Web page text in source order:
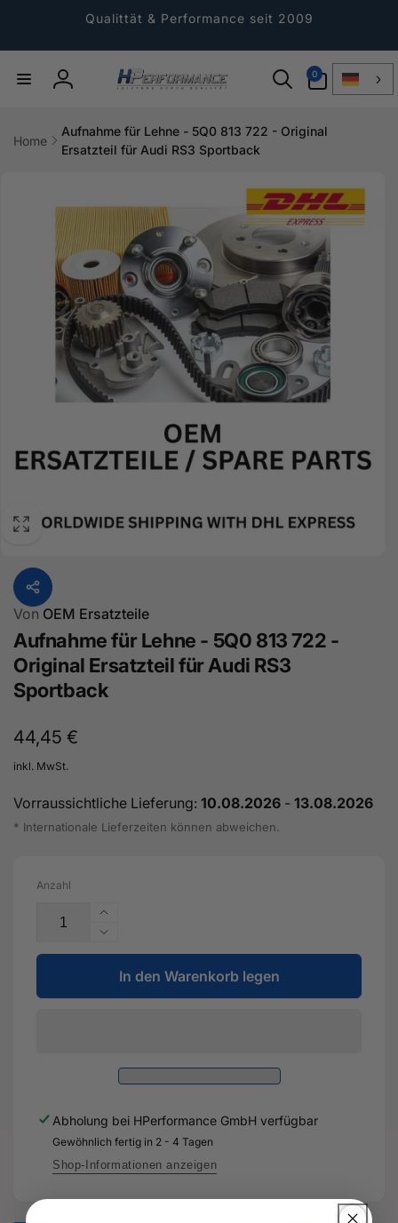
Qualittät & Performance seit 2009
Einloggen
0
Artikel
Home
Aufnahme für Lehne - 5Q0 813 722 - Original
Ersatzteil für Audi RS3 Sportback
Von OEM Ersatzteile
Aufnahme für Lehne - 5Q0 813 722 -
Original Ersatzteil für Audi RS3
Sportback
Normaler
Preis
44,45 €
inkl. MwSt.
Vorraussichtliche Lieferung: 10.08.2026 - 13.08.2026
* Internationale Lieferzeiten können abweichen.
Anzahl
Erhöhe
die
Menge
für
Aufnahme
5Q0
813
-
Original
Ersatzteil
Audi
Verringere
die
Menge
für
5Q0
722
-
Original
für
In den Warenkorb legen
Abholung bei HPerformance GmbH verfügbar
Gewöhnlich fertig in 2 - 4 Tagen
Shop-Informationen anzeigen